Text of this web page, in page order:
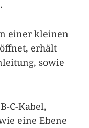
einer kleinen
erhält
sowie
C-Kabel,
eine Ebene